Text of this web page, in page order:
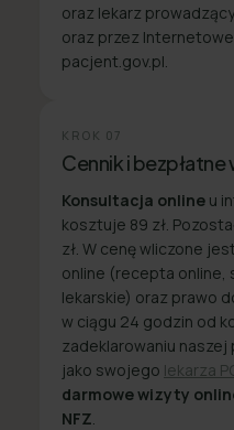
oraz lekarz
oraz przez Internetowe
pacjent.gov.pl.
KROK 07
Cennik i
Konsultacja online u
kosztuje 89 zł.
zł. W cenę wliczone
online (recepta online,
lekarskie) oraz prawo
w ciągu 24 godzin od
zadeklarowaniu
jako swojego lekarza
darmowe wizyty
NFZ